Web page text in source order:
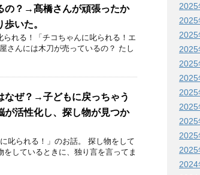
の？→髙橋さんが頑張ったか
いた。
れる！「チコちゃんに叱られる！エ
さんには木刀が売っているの？ たし
なぜ？→子どもに戻っちゃう
が活性化し、探し物が見つか
叱られる！」のお話。 探し物をして
しているときに、独り言を言ってま
2025
2025
2025
2025
2025
2025
2025
2025
2025
2025
2025
2024